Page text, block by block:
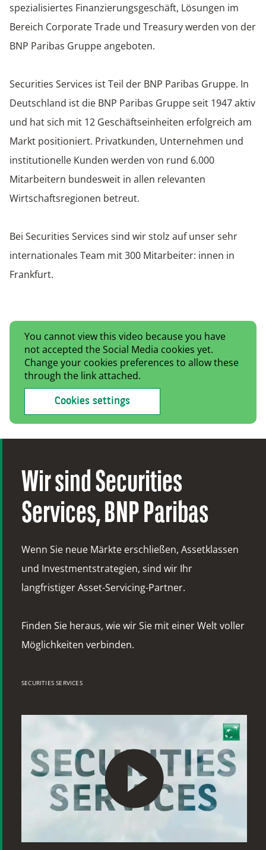
spezialisiertes Finanzierungsgeschäft, Lösungen im
Bereich Corporate Trade und Treasury werden von der
BNP Paribas Gruppe angeboten.
Securities Services ist Teil der BNP Paribas Gruppe. In
Deutschland ist die BNP Paribas Gruppe seit 1947 aktiv
und hat sich mit 12 Geschäftseinheiten erfolgreich am
Markt positioniert. Privatkunden, Unternehmen und
institutionelle Kunden werden von rund 6.000
Mitarbeitern bundesweit in allen relevanten
Wirtschaftsregionen betreut.
Bei Securities Services sind wir stolz auf unser sehr
internationales Team mit 300 Mitarbeiter: innen in
Frankfurt.
You cannot view this video because you have
not accepted the Social Media cookies yet.
Change your cookies preferences to allow these
through the link attached.
Cookies settings
Wir sind Securities
Services, BNP Paribas
Wenn Sie neue Märkte erschließen, Assetklassen
und Investmentstrategien, sind wir Ihr
langfristiger Asset-Servicing-Partner.
Finden Sie heraus, wie wir Sie mit einer Welt voller
Möglichkeiten verbinden.
SECURITIES SERVICES